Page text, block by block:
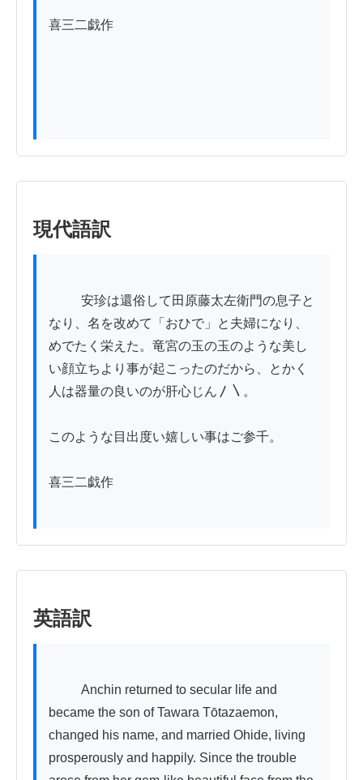
喜三二戯作
現代語訳
なり、名を改めて「おひで」と夫婦になり、
めでたく栄えた。竜宮の玉の玉のような美し
い顔立ちより事が起こったのだから、とかく
人は器量の良いのが肝心じん〳〵。
このような目出度い嬉しい事はご参千。
喜三二戯作
英語訳
became the son of Tawara Tōtazaemon,
changed his name, and married Ohide, living
prosperously and happily. Since the trouble